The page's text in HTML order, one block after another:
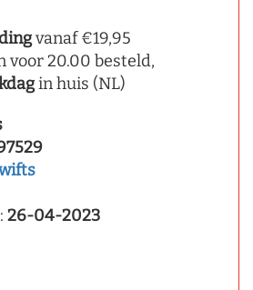
vanaf €19,95
voor 20.00 besteld,
in huis (NL)
26-04-2023